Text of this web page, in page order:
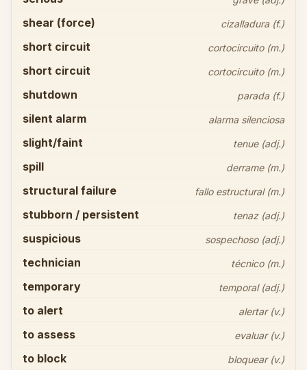
shear (force) cizalladura (f.)
short circuit cortocircuito (m.)
short circuit cortocircuito (m.)
shutdown parada (f.)
silent alarm alarma silenciosa
slight/faint tenue (adj.)
spill derrame (m.)
structural failure fallo estructural (m.)
stubborn / persistent tenaz (adj.)
suspicious sospechoso (adj.)
technician técnico (m.)
temporary temporal (adj.)
to alert alertar (v.)
to assess evaluar (v.)
to block bloquear (v.)